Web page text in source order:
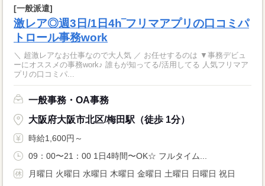
[一般派遣]
激レア◎週3日/1日4h‾フリマアプリの口コミパ
トロール事務work
＼ 超激レアなお仕事なので大人気 ／ お任せするのは ▼事務デビュ
ーにオススメの事務work♪ 誰もが知ってる/活用してる 人気フリマア
プリの口コミパ...
一般事務・OA事務
大阪府大阪市北区/梅田駅（徒歩 1分）
時給1,600円～
09：00〜21：00 1日4時間〜OK☆ フルタイム...
月曜日 火曜日 水曜日 木曜日 金曜日 土曜日 日曜日 祝日